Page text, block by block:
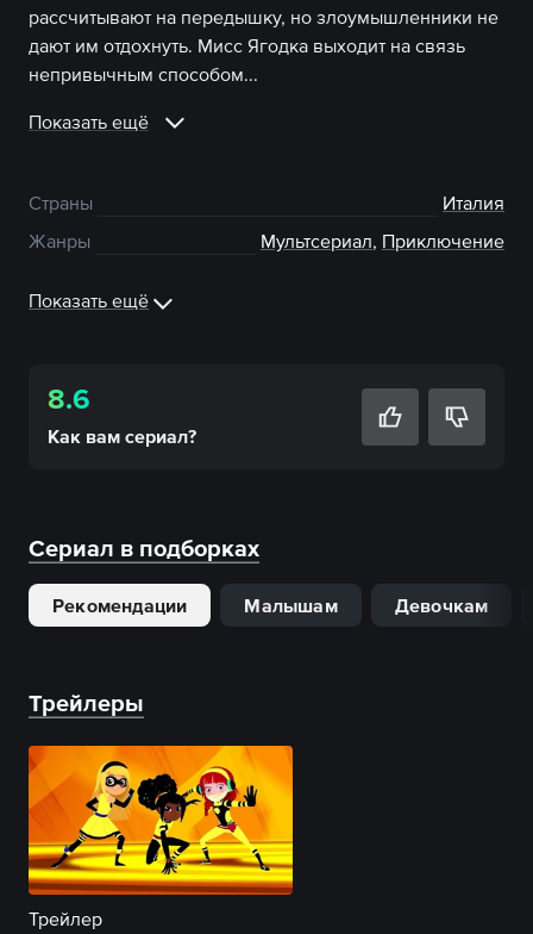
рассчитывают на передышку, но злоумышленники не
дают им отдохнуть. Мисс Ягодка выходит на связь
непривычным способом...
Показать ещё
Страны
Италия
Жанры
Мультсериал, Приключение
Показать ещё
8.6
Как вам сериал?
Сериал в подборках
Рекомендации Малышам Девочкам
Трейлеры
Трейлер